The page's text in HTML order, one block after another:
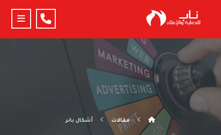
مقالات أشكال بانر